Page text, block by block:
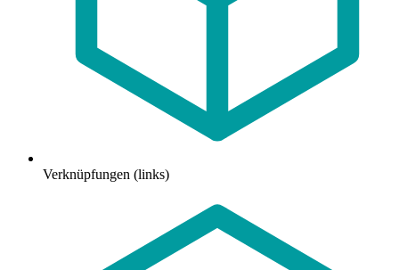
Verknüpfungen (links)